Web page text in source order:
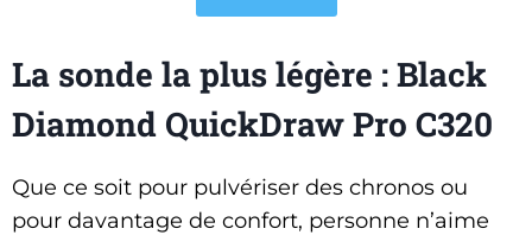
La sonde la plus légère : Black
Diamond QuickDraw Pro C320
Que ce soit pour pulvériser des chronos ou
pour davantage de confort, personne n’aime